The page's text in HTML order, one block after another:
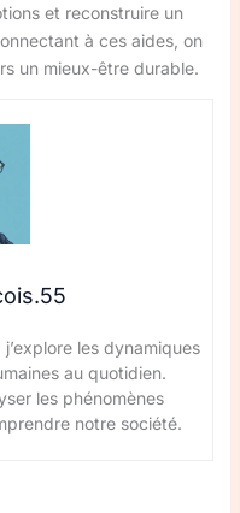
et reconstruire un
à ces aides, on
un mieux-être durable.
les dynamiques
au quotidien.
les phénomènes
notre société.